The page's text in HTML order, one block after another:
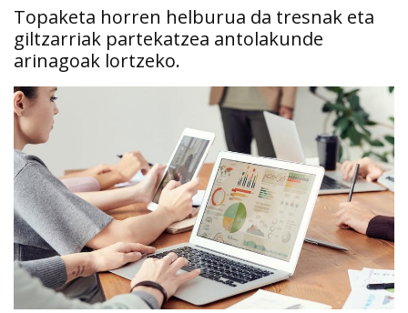
Topaketa horren helburua da tresnak eta
giltzarriak partekatzea antolakunde
arinagoak lortzeko.